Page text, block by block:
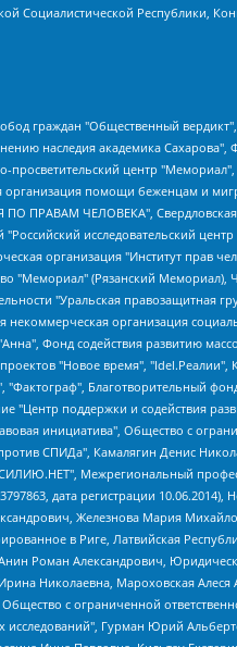
Республики,
"ЖУРНАЛИСТ-ИНОСТРАННЫЙ АГЕНТ", Арапова Галина Юрьевна, Вольтская Татьяна Анатольевна, Американская компания "Mason G.E.S. Anonymous Foundation" (США), являющаяся владельцем интернет-издания https://mnews.world/, Компания "Stichting Bellingcat", зарегистрированная в Нидерландах (дата регистрации 11.07.2018), Захаров Андрей Вячеславович, Клепиковская Екатерина Дмитриевна, Общество с ограниченной ответственностью "МЕМО", Перл Роман Александрович, Симонов Евгений Алексеевич, Соловьева Елена Анатольевна, Сотников Даниил Владимирович, Сурначева Елизавета Дмитриевна, Автономная некоммерческая организация по защите прав человека и информированию населения "Якутия – Наше Мнение", Общество с ограниченной ответственностью "Москоу диджитал медиа", с 26.01.2023 Общество с ограниченной ответственностью "Чайка Белые сады", Ветошкина Валерия Валерьевна, Заговора Максим Александрович, Межрегиональное общественное движение "Российская ЛГБТ - сеть", Оленичев Максим Владимирович, Павлов Иван Юрьевич, Скворцова Елена Сергеевна, Общество с ограниченной ответственностью "Как бы инагент", Кочетков Игорь Викторович, Общество с ограниченной ответственностью "Честные выборы", Еланчик Олег Александрович, Общество с ограниченной ответственностью "Нобелевский призыв", Гималова Регина Эмилевна, Григорьев Андрей Валерьевич, Григорьева Алина Александровна, Ассоциация по содействию защите прав призывников, альтернативнослужащих и военнослужащих "Правозащитная группа "Гражданин.Армия.Право", Хисамова Регина